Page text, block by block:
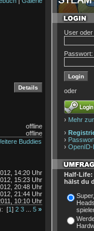
offline
offline
Buddies
14:20 Uhr
15:23 Uhr
20:48 Uhr
21:44 Uhr
10:10 Uhr
[1] 2 3... 5 »
User oder
Passwort:
oder
› Mehr
›
›
› OpenID-
Half-Life:
hälst du